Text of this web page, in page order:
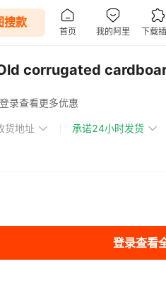
corrugated
登录查看更多优惠
货地址 承诺24小时发货
登录查看